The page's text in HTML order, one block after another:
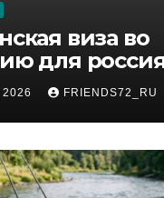
виза во
для
сроки от 3
FRIENDS72_RU